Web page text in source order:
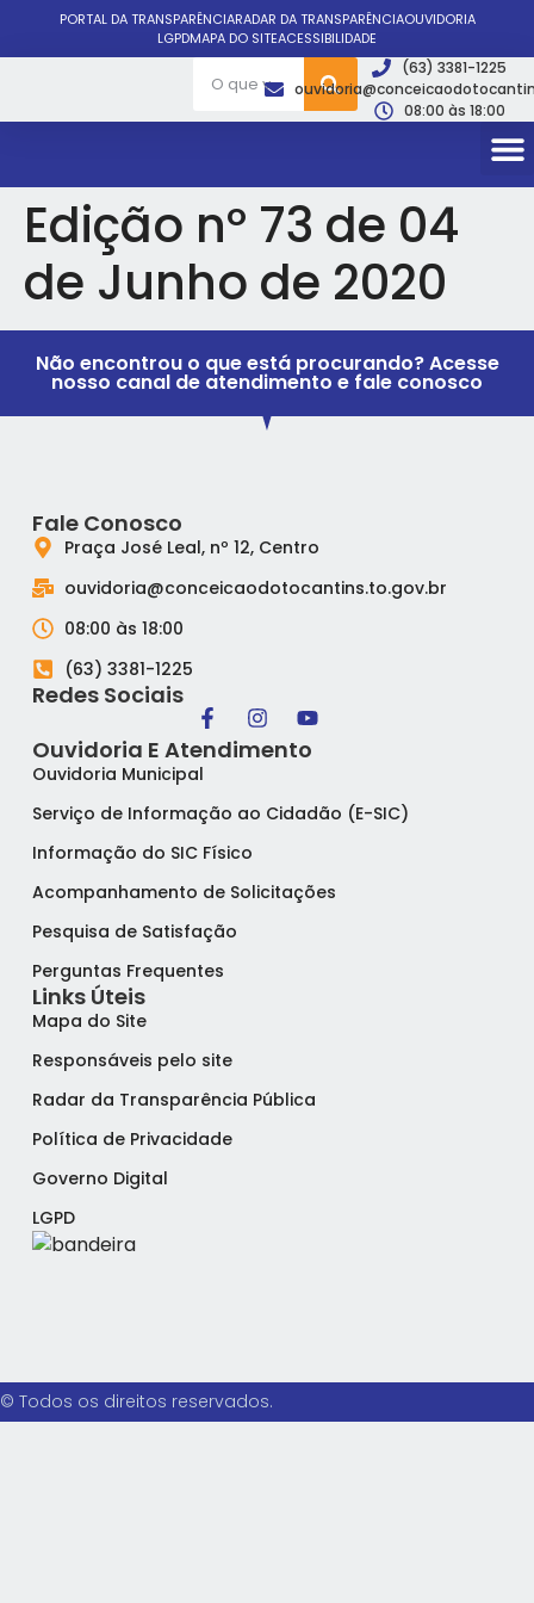
PORTAL DA TRANSPARÊNCIARADAR DA TRANSPARÊNCIAOUVIDORIA
LGPDMAPA DO SITEACESSIBILIDADE
(63) 3381-1225
08:00 às 18:00
Edição nº 73 de 04
de Junho de 2020
Não encontrou o que está procurando? Acesse
nosso canal de atendimento e fale conosco
Fale Conosco
Praça José Leal, nº 12, Centro
ouvidoria@conceicaodotocantins.to.gov.br
08:00 às 18:00
(63) 3381-1225
Redes Sociais
Ouvidoria E Atendimento
Ouvidoria Municipal
Serviço de Informação ao Cidadão (E-SIC)
Informação do SIC Físico
Acompanhamento de Solicitações
Pesquisa de Satisfação
Perguntas Frequentes
Links Úteis
Mapa do Site
Responsáveis pelo site
Radar da Transparência Pública
Política de Privacidade
Governo Digital
LGPD
© Todos os direitos reservados.